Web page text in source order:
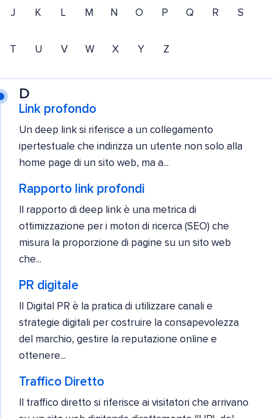
J K L M N O P Q R S
T U V W X Y Z
D
Link profondo
Un deep link si riferisce a un collegamento
ipertestuale che indirizza un utente non solo alla
home page di un sito web, ma a...
Rapporto link profondi
Il rapporto di deep link è una metrica di
ottimizzazione per i motori di ricerca (SEO) che
misura la proporzione di pagine su un sito web
che...
PR digitale
Il Digital PR è la pratica di utilizzare canali e
strategie digitali per costruire la consapevolezza
del marchio, gestire la reputazione online e
ottenere...
Traffico Diretto
Il traffico diretto si riferisce ai visitatori che arrivano